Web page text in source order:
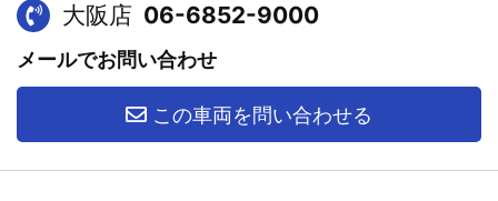
大阪店 06-6852-9000
メールでお問い合わせ
この車両を問い合わせる